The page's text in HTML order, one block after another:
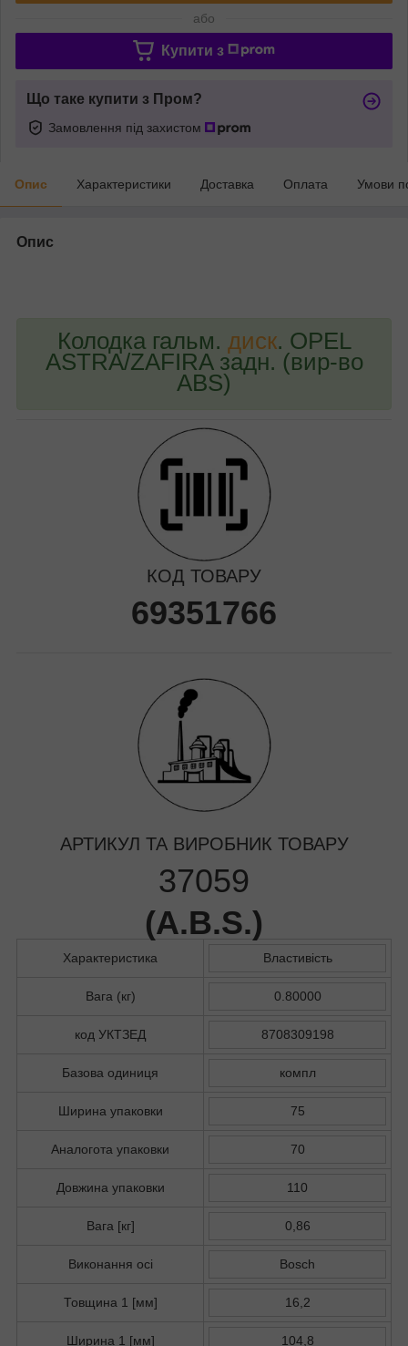
або
Купити з
Що таке купити з Пром?
Замовлення під захистом
Опис Характеристики Доставка Оплата Умови
Опис
Колодка гальм. диск. OPEL
ASTRA/ZAFIRA задн. (вир-во
ABS)
КОД ТОВАРУ
69351766
АРТИКУЛ ТА ВИРОБНИК ТОВАРУ
37059
(A.B.S.)
Характеристика Властивість
Вага (кг) 0.80000
код УКТЗЕД 8708309198
Базова одиниця компл
Ширина упаковки 75
Аналогота упаковки 70
Довжина упаковки 110
Вага [кг] 0,86
Виконання осі Bosch
Товщина 1 [мм] 16,2
Ширина 1 [мм] 104,8